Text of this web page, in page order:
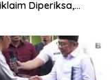
Diperiksa,